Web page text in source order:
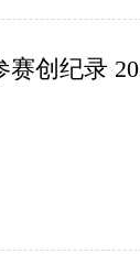
赛创纪录